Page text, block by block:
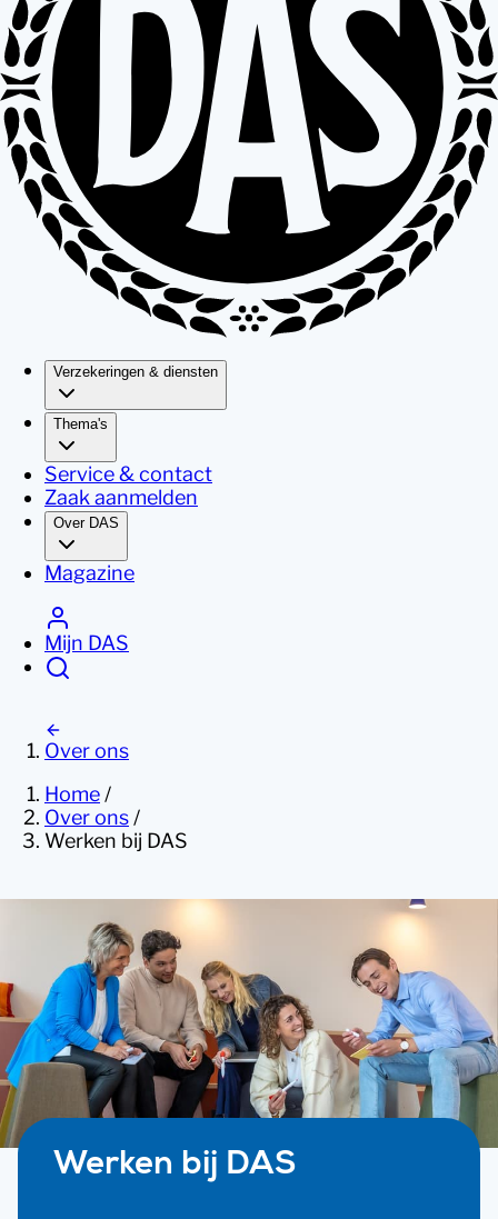
Verzekeringen & diensten
Thema's
Service & contact
Zaak aanmelden
Over DAS
Magazine
Mijn DAS
Over ons
Home /
Over ons /
Werken bij DAS
Werken bij DAS